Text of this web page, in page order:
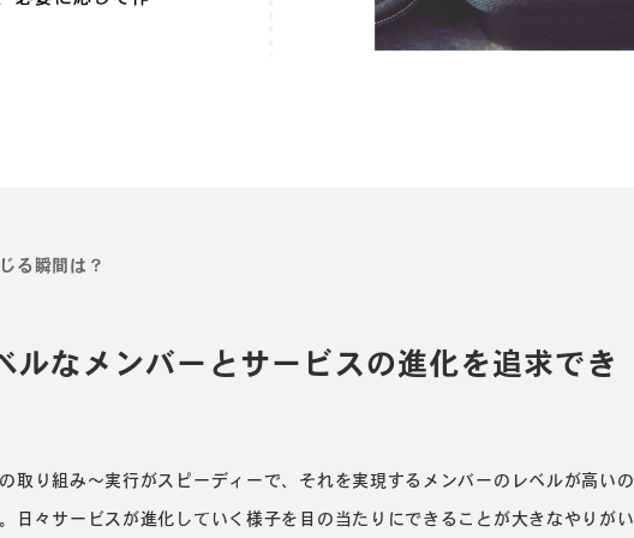
る瞬間は？
ルなメンバーとサービスの進化を追求でき
取り組み～実行がスピーディーで、それを実現するメンバーのレベルが高いの
日々サービスが進化していく様子を目の当たりにできることが大きなやりがい